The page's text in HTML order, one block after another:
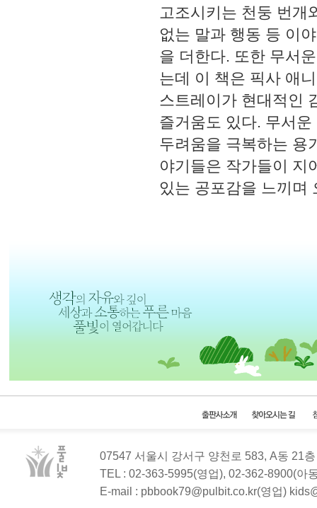
고조시키는 천둥 번개
없는 말과 행동 등 이
을 더한다. 또한 무서
는데 이 책은 픽사 애
스트레이가 현대적인
즐거움도 있다. 무서
두려움을 극복하는 용
야기들은 작가들이 지
있는 공포감을 느끼며
07547 서울시 강서구 양천로 583, A동 21
TEL : 02-363-5995(영업), 02-362-8900(아
E-mail : pbbook79@pulbit.co.kr(영업)